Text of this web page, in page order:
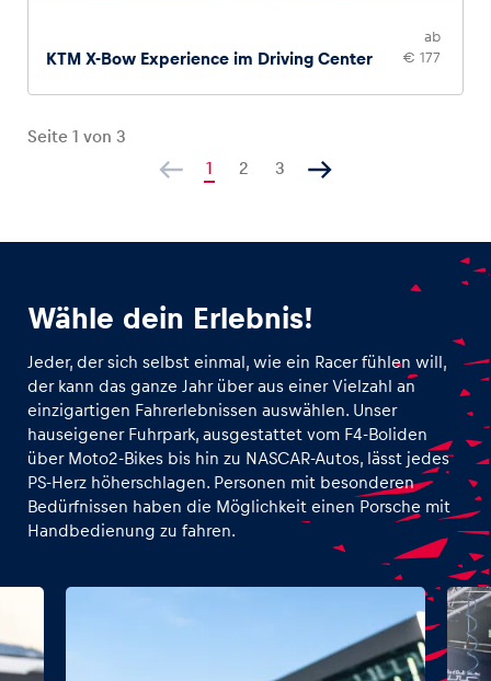
KTM X-Bow Experience im Driving Center
ab
€ 177
Seite 1 von 3
1
2 3
Wähle dein Erlebnis!
Jeder, der sich selbst einmal, wie ein Racer fühlen will,
der kann das ganze Jahr über aus einer Vielzahl an
einzigartigen Fahrerlebnissen auswählen. Unser
hauseigener Fuhrpark, ausgestattet vom F4-Boliden
über Moto2-Bikes bis hin zu NASCAR-Autos, lässt jedes
PS-Herz höherschlagen. Personen mit besonderen
Bedürfnissen haben die Möglichkeit einen Porsche mit
Handbedienung zu fahren.